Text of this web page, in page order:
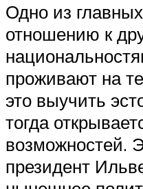
Одно из
отношению к
проживают на
это выучить
тогда
возможностей.
президент